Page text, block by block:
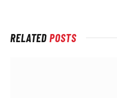
RELATEDPOSTS